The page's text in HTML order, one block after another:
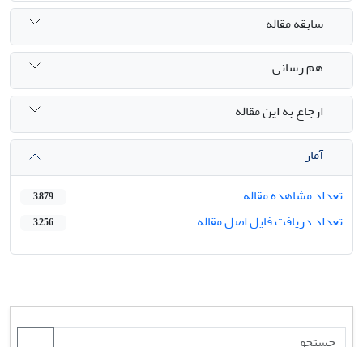
سابقه مقاله
هم رسانی
ارجاع به این مقاله
آمار
تعداد مشاهده مقاله
3,879
تعداد دریافت فایل اصل مقاله 3,256